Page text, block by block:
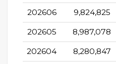
202606 9,824,825
202605 8,987,078
202604 8,280,847